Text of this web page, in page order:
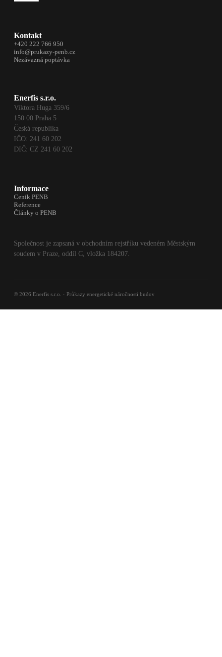
Kontakt
+420 222 766 950
info@prukazy-penb.cz
Nezávazná poptávka
Enerfis s.r.o.
Viktora Huga 359/6
150 00 Praha 5
Česká republika
IČO: 241 60 202
DIČ: CZ 241 60 202
Informace
Ceník PENB
Reference
Články o PENB
Společnost je zapsaná v obchodním rejstříku vedeném Městským
soudem v Praze, oddíl C, vložka 184207.
© 2026 Enerfis s.r.o. · Průkazy energetické náročnosti budov